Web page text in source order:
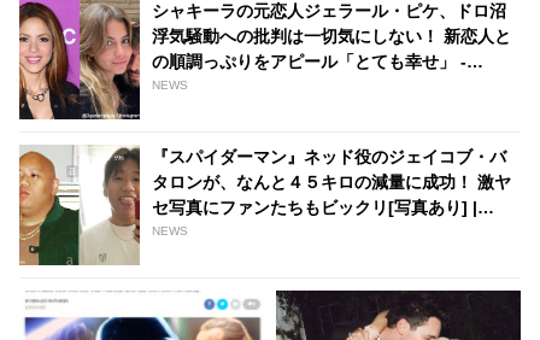
シャキーラの元恋人ジェラール・ピケ、ドロ沼
浮気騒動への批判は一切気にしない！ 新恋人と
の順調っぷりをアピール「とても幸せ」 -
tvgroove
NEWS
『スパイダーマン』ネッド役のジェイコブ・バ
タロンが、なんと４５キロの減量に成功！ 激ヤ
セ写真にファンたちもビックリ[写真あり] |
tvgroove
NEWS